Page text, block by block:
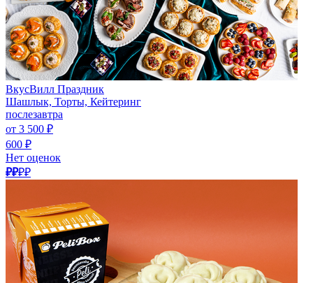
ВкусВилл Праздник
Шашлык, Торты, Кейтеринг
послезавтра
от 3 500 ₽
600 ₽
Нет оценок
₽₽₽₽